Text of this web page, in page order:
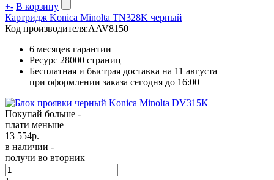
+- В корзину
Картридж Konica Minolta TN328K черный
Код производителя:AAV8150
6 месяцев гарантии
Ресурс 28000 страниц
Бесплатная и быстрая доставка на 11 августа
при оформлении заказа сегодня до 16:00
Покупай больше -
плати меньше
13 554р.
в наличии -
получи во вторник